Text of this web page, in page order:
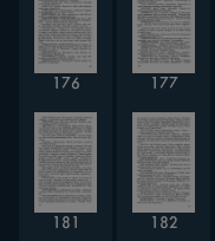
176 177
181 182